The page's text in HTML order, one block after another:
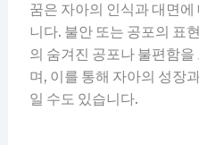
꿈은 자아의 인식과 대면
니다. 불안 또는 공포의 표
의 숨겨진 공포나 불편함
며, 이를 통해 자아의 성장
일 수도 있습니다.